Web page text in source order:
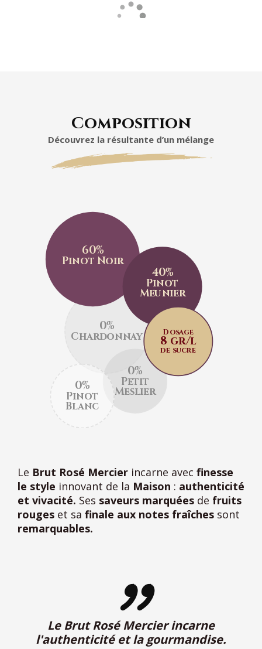
Composition
Découvrez la résultante d’un mélange
60%
Pinot Noir
40%
Pinot
Meunier
Dosage
8 gr/l
de sucre
0%
Chardonnay
0%
Petit
Meslier
0%
Pinot
Blanc
Le Brut Rosé Mercier incarne avec finesse
le style innovant de la Maison : authenticité
et vivacité. Ses saveurs marquées de fruits
rouges et sa finale aux notes fraîches sont
remarquables.
Le Brut Rosé Mercier incarne
l'authenticité et la gourmandise.